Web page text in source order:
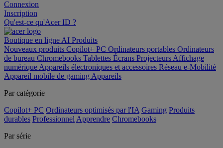
Connexion
Inscription
Qu'est-ce qu'Acer ID ?
Boutique en ligne AI Produits
Nouveaux produits Copilot+ PC Ordinateurs portables Ordinateurs
de bureau Chromebooks Tablettes Écrans Projecteurs Affichage
numérique Appareils électroniques et accessoires Réseau e-Mobilité
Appareil mobile de gaming Appareils
Par catégorie
Copilot+ PC Ordinateurs optimisés par l'IA Gaming Produits
durables Professionnel Apprendre Chromebooks
Par série